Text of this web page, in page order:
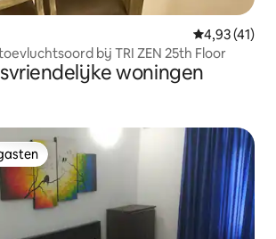
Gemiddelde
4,93 (41)
Stijlvol stedelijk toevluchtsoord bij TRI ZEN 25th Floor
woningen
gasten